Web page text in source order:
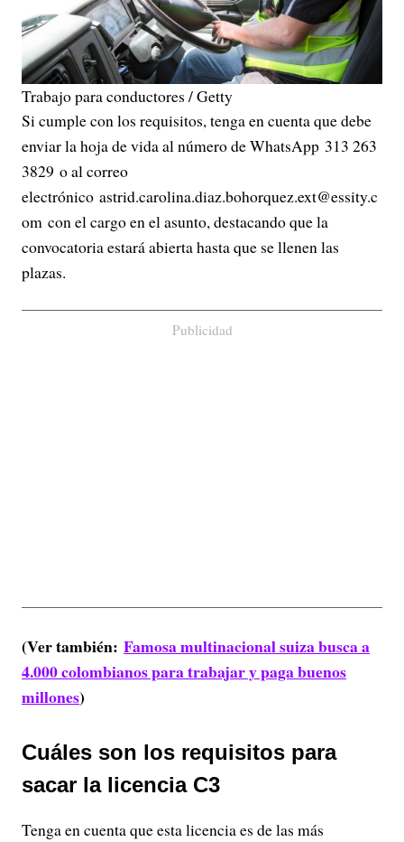
Trabajo para conductores / Getty
Si cumple con los requisitos, tenga en cuenta que debe
enviar la hoja de vida al número de WhatsApp 313 263
3829 o al correo
electrónico astrid.carolina.diaz.bohorquez.ext@essity.c
om con el cargo en el asunto, destacando que la
convocatoria estará abierta hasta que se llenen las
plazas.
Publicidad
(Ver también: Famosa multinacional suiza busca a
4.000 colombianos para trabajar y paga buenos
millones)
Cuáles son los requisitos para
sacar la licencia C3
Tenga en cuenta que esta licencia es de las más